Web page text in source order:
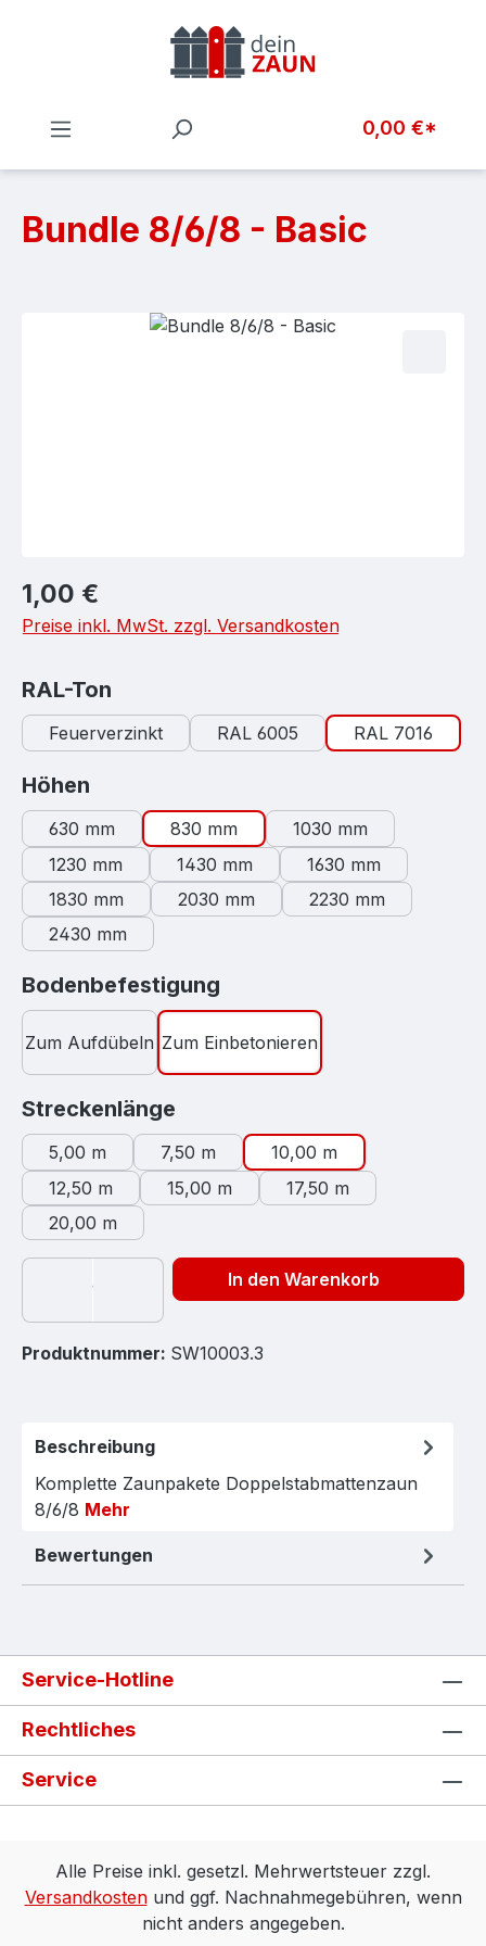
Zum Hauptinhalt springen
0,00 €*
Bundle 8/6/8 - Basic
Bildergalerie überspringen
Regulärer Preis:
1,00 €
Preise inkl. MwSt. zzgl. Versandkosten
RAL-Ton
Feuerverzinkt RAL 6005 RAL 7016
Höhen
630 mm 830 mm
1030 mm
1230 mm
1430 mm
1630 mm
1830 mm
2030 mm
2230 mm
2430 mm
Bodenbefestigung
Zum Aufdübeln Zum Einbetonieren
Streckenlänge
5,00 m 7,50 m
10,00 m
12,50 m
15,00 m
17,50 m
20,00 m
In den Warenkorb
Produktnummer: SW10003.3
Beschreibung
Komplette Zaunpakete Doppelstabmattenzaun
8/6/8 Mehr
Bewertungen
Service-Hotline
Rechtliches
Service
Alle Preise inkl. gesetzl. Mehrwertsteuer zzgl.
Versandkostenund ggf. Nachnahmegebühren, wenn
nicht anders angegeben.